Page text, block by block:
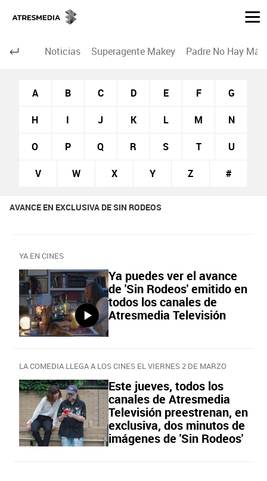
Noticias Superagente Makey Padre No Hay
A B C D E F G
H I J K L M N
O P Q R S T U
V W X Y Z #
AVANCE EN EXCLUSIVA DE SIN RODEOS
YA EN CINES
Ya puedes ver el avance
de 'Sin Rodeos' emitido en
todos los canales de
Atresmedia Televisión
LA COMEDIA LLEGA A LOS CINES EL VIERNES 2 DE MARZO
Este jueves, todos los
canales de Atresmedia
Televisión preestrenan, en
exclusiva, dos minutos de
imágenes de 'Sin Rodeos'